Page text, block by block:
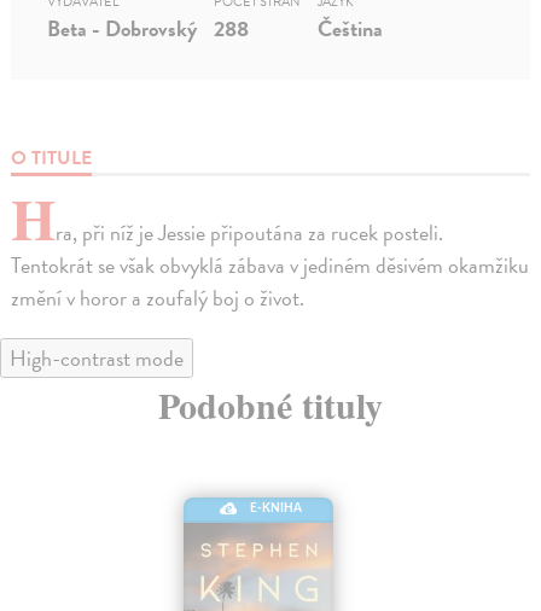
O TITULE
Hra, při níž je Jessie připoutána za rucek posteli.
Tentokrát se však obvyklá zábava v jediném děsivém okamžiku
změní v horor a zoufalý boj o život.
Beta - Dobrovský 288 Čeština
High-contrast mode
Podobné tituly
E-KNIHA